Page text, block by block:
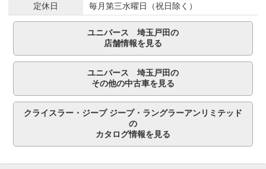
定休日
毎月第三水曜日（祝日除く）
ユニバース 埼玉戸田の
店舗情報を見る
ユニバース 埼玉戸田の
その他の中古車を見る
クライスラー・ジープ ジープ・ラングラーアンリミテッド
の
カタログ情報を見る